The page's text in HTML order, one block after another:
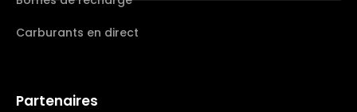
Carburants en direct
Partenaires